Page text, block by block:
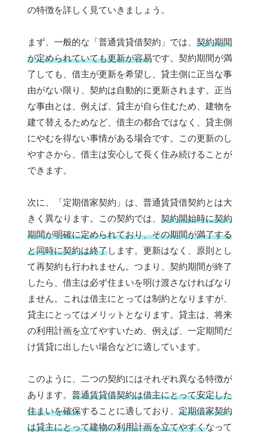
の特徴を詳しく見ていきましょう。
まず、一般的な「普通賃貸借契約」では、 契約期間
が定められていても更新が容易です。契約期間が満
了しても、借主が更新を希望し、貸主側に正当な事
由がない限り、契約は自動的に更新されます。正当
な事由とは、例えば、貸主が自ら住むため、建物を
建て替えるためなど、借主の都合ではなく、貸主側
にやむを得ない事情がある場合です。この更新のし
やすさから、借主は安心して長く住み続けることが
できます。
次に、「定期借家契約」は、普通賃貸借契約とは大
きく異なります。この契約では、 契約開始時に契約
期間が明確に定められており、その期間が満了する
と同時に契約は終了します。更新はなく、原則とし
て再契約も行われません。つまり、契約期間が終了
したら、借主は必ず住まいを明け渡さなければなり
ません。これは借主にとっては制約となりますが、
貸主にとってはメリットとなります。貸主は、将来
の利用計画を立てやすいため、例えば、一定期間だ
け賃貸に出したい場合などに適しています。
このように、二つの契約にはそれぞれ異なる特徴が
あります。 普通賃貸借契約は借主にとって安定した
住まいを確保することに適しており、 定期借家契約
は貸主にとって建物の利用計画を立てやすくなって